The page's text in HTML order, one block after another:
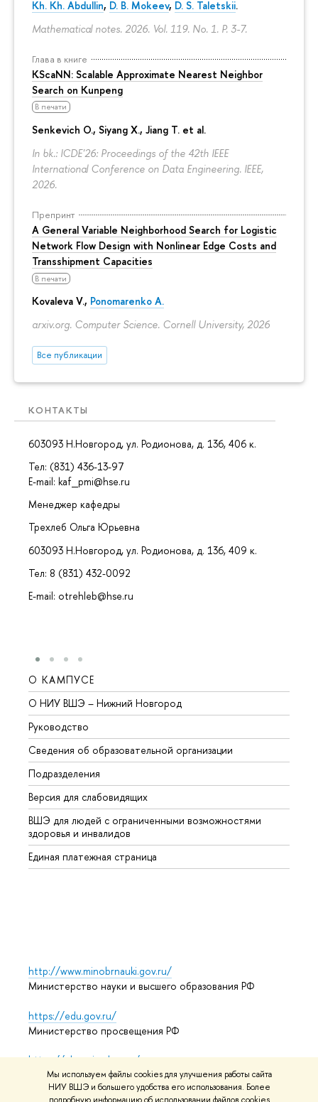
Мы используем файлы cookies для улучшения работы сайта
НИУ ВШЭ и большего удобства его использования. Более
Kh. Kh. Abdullin, D. B. Mokeev, D. S. Taletskii.
Mathematical notes. 2026. Vol. 119. No. 1. P. 3-7.
Глава в книге
KScaNN: Scalable Approximate Nearest Neighbor
Search on Kunpeng
В печати
Senkevich O., Siyang X., Jiang T. et al.
In bk.: ICDE'26: Proceedings of the 42th IEEE
International Conference on Data Engineering. IEEE,
2026.
Препринт
A General Variable Neighborhood Search for Logistic
Network Flow Design with Nonlinear Edge Costs and
Transshipment Capacities
В печати
Kovaleva V., Ponomarenko A.
arxiv.org. Computer Science. Cornell University, 2026
Все публикации
КОНТАКТЫ
603093 Н.Новгород, ул. Родионова, д. 136, 406 к.
Тел: (831) 436-13-97
E-mail: kaf_pmi@hse.ru
Менеджер кафедры
Трехлеб Ольга Юрьевна
603093 Н.Новгород, ул. Родионова, д. 136, 409 к.
Тел: 8 (831) 432-0092
E-mail: otrehleb@hse.ru
О КАМПУСЕ
О НИУ ВШЭ – Нижний Новгород
Руководство
Сведения об образовательной организации
Подразделения
Версия для слабовидящих
ВШЭ для людей с ограниченными возможностями
здоровья и инвалидов
Единая платежная страница
http://www.minobrnauki.gov.ru/
Министерство науки и высшего образования РФ
https://edu.gov.ru/
Министерство просвещения РФ
https://elearning.hse.ru/mooc
Массовые открытые онлайн-курсы